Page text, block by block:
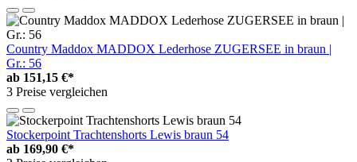
Country Maddox MADDOX Lederhose ZUGERSEE in braun |
Gr.: 56
ab 151,15 €*
3 Preise vergleichen
Stockerpoint Trachtenshorts Lewis braun 54
ab 169,90 €*